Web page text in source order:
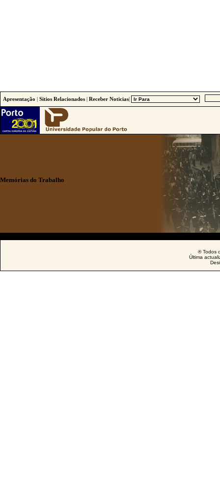
Apresentação | Sitios Relacionados | Receber Noticias|
Memórias do Trabalho
® Todos
Última